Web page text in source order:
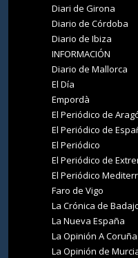
Diari de Girona
Diario de Córdoba
Diario de Ibiza
INFORMACIÓN
Diario de Mallorca
El Día
Empordà
El Periódico de
El Periódico de
El Periódico
El Periódico de
El Periódico
Faro de Vigo
La Crónica de
La Nueva España
La Opinión A Coruña
La Opinión de